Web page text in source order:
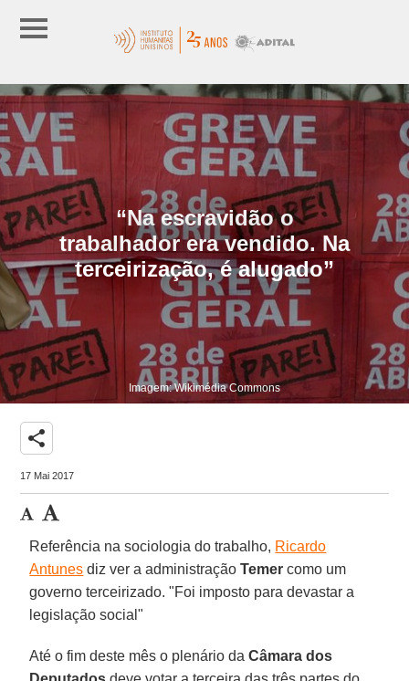
“Na escravidão o
trabalhador era vendido. Na
terceirização, é alugado”
Imagem: Wikimédia Commons
share
17 Mai 2017
Referência na sociologia do trabalho, Ricardo
Antunes diz ver a administraçãoTemer como um
governo terceirizado. "Foi imposto para devastar a
legislação social"
Até o fim deste mês o plenário daCâmara dos